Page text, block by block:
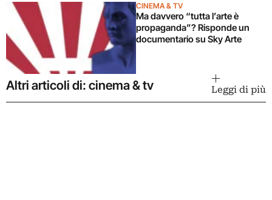
CINEMA & TV
Ma davvero “tutta l’arte è
propaganda”? Risponde un
documentario su Sky Arte
Altri articoli di: cinema & tv Leggi di più